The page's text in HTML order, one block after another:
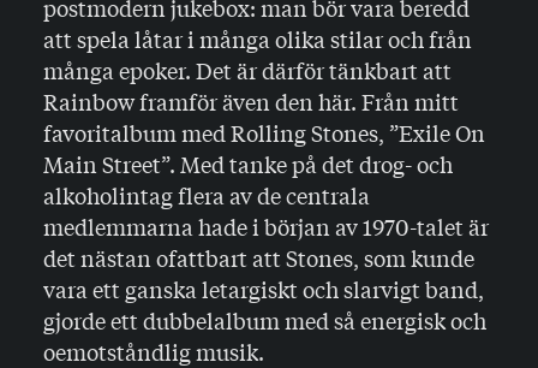
postmodern jukebox: man bör vara beredd
att spela låtar i många olika stilar och från
många epoker. Det är därför tänkbart att
Rainbow framför även den här. Från mitt
favoritalbum med Rolling Stones, ”Exile On
Main Street”. Med tanke på det drog- och
alkoholintag flera av de centrala
medlemmarna hade i början av 1970-talet är
det nästan ofattbart att Stones, som kunde
vara ett ganska letargiskt och slarvigt band,
gjorde ett dubbelalbum med så energisk och
oemotståndlig musik.